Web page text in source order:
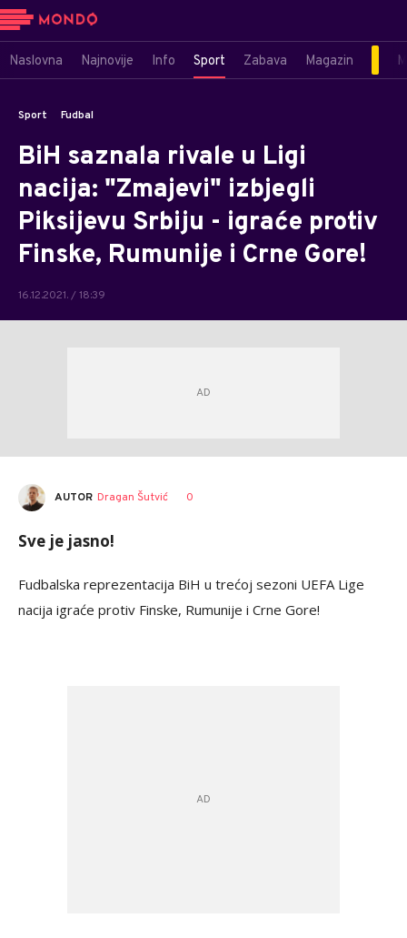
Naslovna Najnovije Info Sport Zabava Magazin
Sport Fudbal
BiH saznala rivale u Ligi
nacija: "Zmajevi" izbjegli
Piksijevu Srbiju - igraće protiv
Finske, Rumunije i Crne Gore!
16.12.2021. / 18:39
AUTOR Dragan Šutvić 0
Sve je jasno!
Fudbalska reprezentacija BiH u trećoj sezoni UEFA Lige
nacija igraće protiv Finske, Rumunije i Crne Gore!